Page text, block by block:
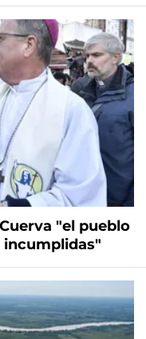
"el pueblo
incumplidas"